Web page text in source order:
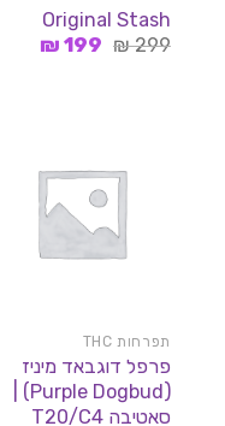
דורג
1.00
מתוך
Original Stash
299
₪ המחיר
199
₪המחיר
תפרחות THC
פרפל דוגבאד מיניז
(Purple Dogbud) |
סאטיבה T20/C4